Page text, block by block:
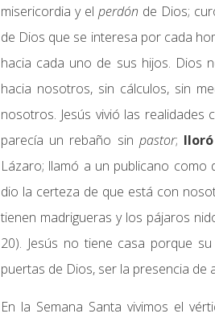
misericordia y elperdón de Dios;
de Dios que se interesa por cada
hacia cada uno de sus hijos. Dios
hacia nosotros, sin cálculos, sin
nosotros. Jesús vivió las realidades
parecía un rebaño sin pastor; lloró
Lázaro; llamó a un publicano como
dio la certeza de que está con
tienen madrigueras y los pájaros
20). Jesús no tiene casa porque
puertas de Dios, ser la presencia de
En la Semana Santa vivimos el